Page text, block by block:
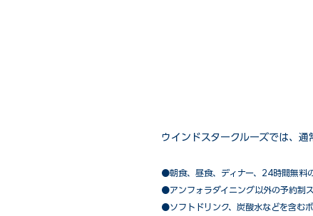
ウインドスタークルーズでは、通
●朝食、昼食、ディナー、24時間無料
​●アンフォラダイニング以外の予約制
●ソフトドリンク、炭酸水などを含む